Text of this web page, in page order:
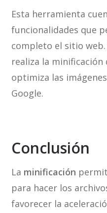
Esta herramienta
funcionalidades que
completo el sitio
realiza la minificación
optimiza las
Google.
Conclusión
La minificación
para hacer los
favorecer la